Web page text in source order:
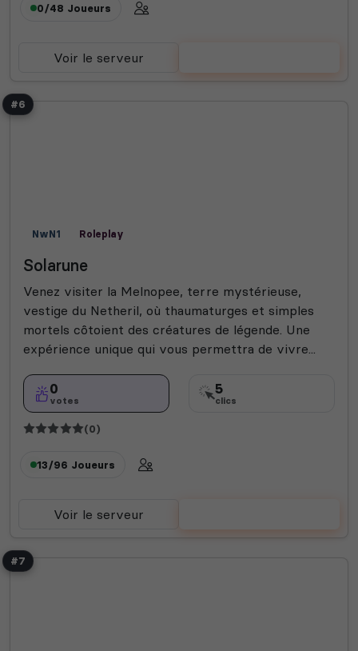
0/48 Joueurs
Voir le serveur
#6
NwN1 Roleplay
Solarune
Venez visiter la Melnopee, terre mystérieuse,
vestige du Netheril, où thaumaturges et simples
mortels côtoient des créatures de légende. Une
expérience unique qui vous permettra de vivre...
0
votes
5
clics
(0)
13/96 Joueurs
Voir le serveur
#7